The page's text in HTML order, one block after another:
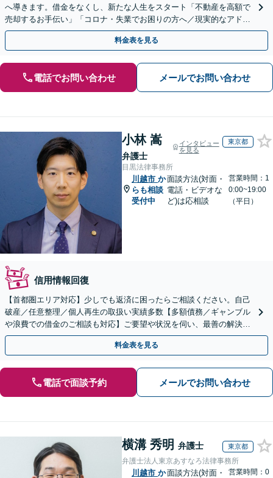
へ導きます。借金をなくし、新たな人生をスタート「不動産を高額で
売却するお手伝い」「コロナ・失業でお困りの方へ／現実的なアドバ
イスだけでなく精神的なご負担を軽減」【完全個室】
料金表を見る
電話でお問い合わせ メールでお問い合わせ
小林 嵩
弁護士
インタビュー
を見る
東京都
目黒法律事務所
川越市 か
らも相談
受付中
面談方法(対面・
電話・ビデオな
ど)は応相談
営業時間：1
0:00~19:00
（平日）
信用情報回復
【首都圏エリア対応】少しでも返済に困ったらご相談ください。自己
破産／任意整理／個人再生の取扱い実績多数【多額債務／ギャンブル
や浪費での借金のご相談も対応】ご要望や状況を伺い、最善の解決を
目指します
料金表を見る
電話で面談予約 メールでお問い合わせ
横溝 秀明 弁護士 東京都
弁護士法人東京あすなろ法律事務所
川越市 か面談方法(対面・
営業時間：0